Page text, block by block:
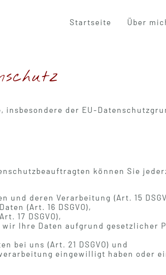
Startseite Über
der EU-
können Sie
deren Verarbeitung (Art. 15
(Art. 16 DSGVO),
17 DSGVO),
Ihre Daten aufgrund gesetzlicher
bei uns (Art. 21 DSGVO) und
eingewilligt haben oder